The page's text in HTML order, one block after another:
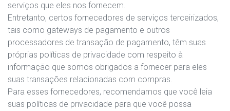
serviços que eles nos fornecem.
Entretanto, certos fornecedores de serviços terceirizados,
tais como gateways de pagamento e outros
processadores de transação de pagamento, têm suas
próprias políticas de privacidade com respeito à
informação que somos obrigados a fornecer para eles
suas transações relacionadas com compras.
Para esses fornecedores, recomendamos que você leia
suas políticas de privacidade para que você possa